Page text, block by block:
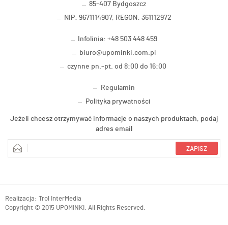
85-407 Bydgoszcz
NIP: 9671114907, REGON: 361112972
Infolinia: +48 503 448 459
biuro@upominki.com.pl
czynne pn.-pt. od 8:00 do 16:00
Regulamin
Polityka prywatności
Jeżeli chcesz otrzymywać informacje o naszych produktach, podaj
adres email
Realizacja: Trol InterMedia
Copyright © 2015 UPOMINKI. All Rights Reserved.